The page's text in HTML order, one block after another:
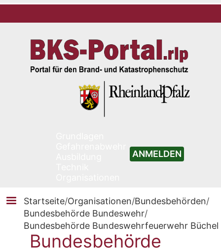
ANMELDEN
Startseite/Organisationen/Bundesbehörden/
Bundesbehörde Bundeswehr/
Bundesbehörde Bundeswehrfeuerwehr Büchel
Bundesbehörde